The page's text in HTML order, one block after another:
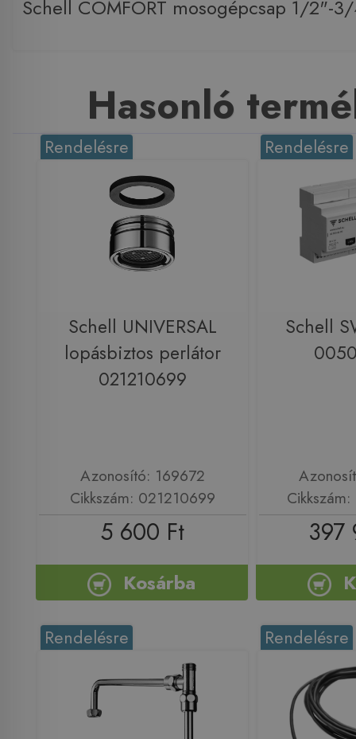
Schell COMFORT mosogépcsap 1/2"-
Hasonló
Rendelésre
Schell UNIVERSAL
lopásbiztos perlátor
021210699
Azonosító: 169672
Cikkszám: 021210699
5 600 Ft
Kosárba
Rendelésre
Schell
397
Rendelésre Rendelésre